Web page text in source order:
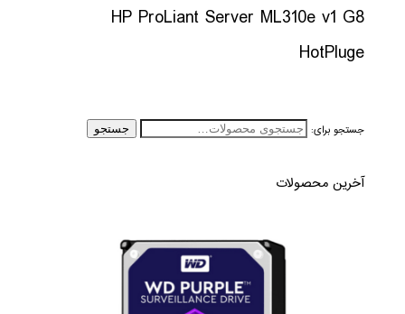
HP ProLiant Server ML310e v1 G8
HotPluge
جستجو برای: جستجو
آخرین محصولات